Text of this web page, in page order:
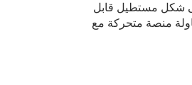
شكل مستطيل قابل
منصة متحركة مع